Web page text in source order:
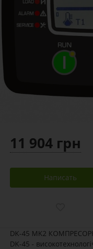
11 904 грн
Написать
DK-45 MK2
DK-45 -